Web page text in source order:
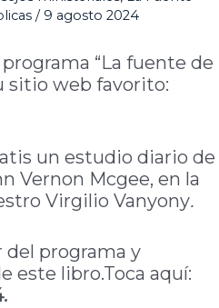
/ 9 agosto 2024
“La fuente de
sitio web favorito:
un estudio diario de
Vernon Mcgee, en la
Virgilio Vanyony.
del programa y
este libro.Toca aquí: